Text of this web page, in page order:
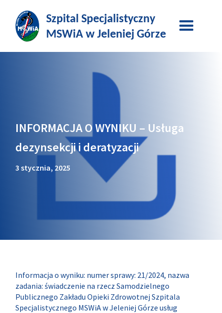
INFORMACJA O WYNIKU – Usługa
dezynsekcji i deratyzacji
3 stycznia, 2025
Informacja o wyniku: numer sprawy: 21/2024, nazwa
zadania: świadczenie na rzecz Samodzielnego
Publicznego Zakładu Opieki Zdrowotnej Szpitala
Specjalistycznego MSWiA w Jeleniej Górze usług